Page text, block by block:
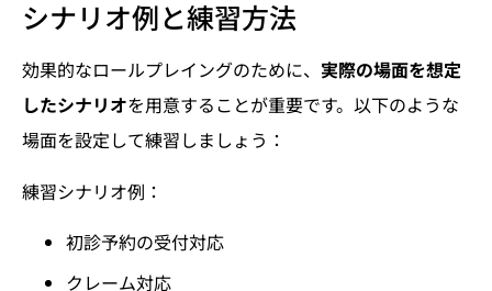
シナリオ例と練習方法
効果的なロールプレイングのために、 実際の場面を想定
したシナリオを用意することが重要です。以下のような
場面を設定して練習しましょう：
練習シナリオ例：
初診予約の受付対応
クレーム対応